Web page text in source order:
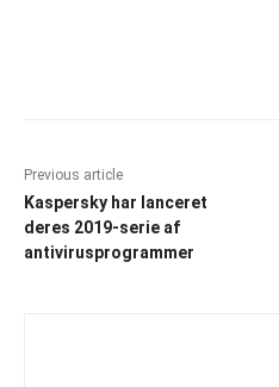
Previous article
Kaspersky har lanceret
deres 2019-serie af
antivirusprogrammer